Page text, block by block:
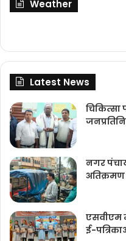
Weather
Latest News
चिकित्‍सा
नगर
एसवीएम
ई-